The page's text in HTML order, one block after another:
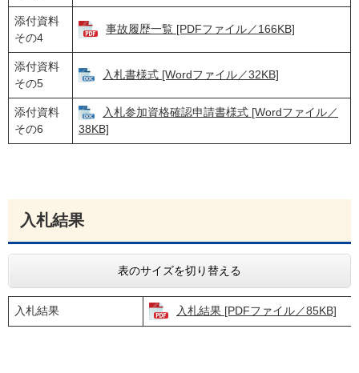
添付資料
その4
事故履歴一覧 [PDFファイル／166KB]
添付資料
その5
入札書様式 [Wordファイル／32KB]
添付資料
その6
入札参加資格確認申請書様式 [Wordファイル／
38KB]
入札結果
表のサイズを切り替える
入札結果 入札結果 [PDFファイル／85KB]